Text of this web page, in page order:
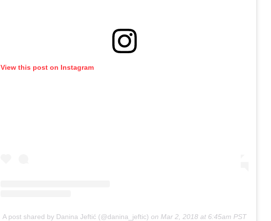
View this post on Instagram
A post shared by Danina Jeftić (@danina_jeftic) on Mar 2, 2018 at 6:45am PST